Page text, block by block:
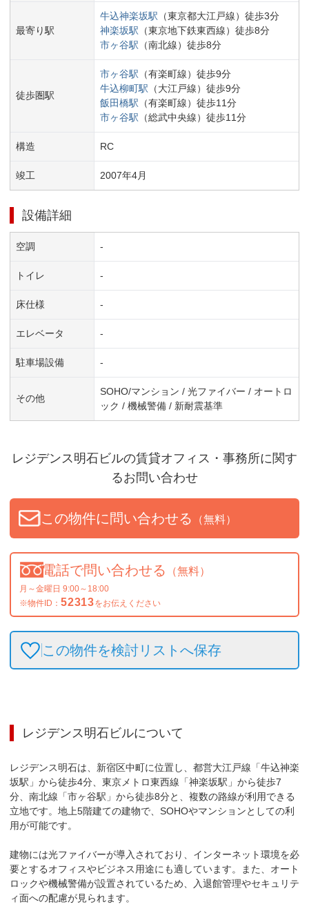
最寄り駅
牛込神楽坂駅 （東京都大江戸線） 徒歩3分
神楽坂駅 （東京地下鉄東西線） 徒歩8分
市ヶ谷駅 （南北線） 徒歩8分
徒歩圏駅
市ヶ谷駅 （有楽町線） 徒歩9分
牛込柳町駅 （大江戸線） 徒歩9分
飯田橋駅 （有楽町線） 徒歩11分
市ヶ谷駅 （総武中央線） 徒歩11分
構造 RC
竣工 2007年4月
設備詳細
空調 -
トイレ -
床仕様 -
エレベータ -
駐車場設備 -
その他
SOHO/マンション / 光ファイバー / オートロ
ック / 機械警備 / 新耐震基準
レジデンス明石ビルの賃貸オフィス・事務所に関す
るお問い合わせ
この物件に問い合わせる （無料）
電話で問い合わせる （無料）
月～金曜日 9:00～18:00
※物件ID： 52313をお伝えください
この物件を検討リストへ保存
レジデンス明石ビルについて
レジデンス明石は、新宿区中町に位置し、都営大江戸線「牛込神楽
坂駅」から徒歩4分、東京メトロ東西線「神楽坂駅」から徒歩7
分、南北線「市ヶ谷駅」から徒歩8分と、複数の路線が利用できる
立地です。地上5階建ての建物で、SOHOやマンションとしての利
用が可能です。
建物には光ファイバーが導入されており、インターネット環境を必
要とするオフィスやビジネス用途にも適しています。また、オート
ロックや機械警備が設置されているため、入退館管理やセキュリテ
ィ面への配慮が見られます。